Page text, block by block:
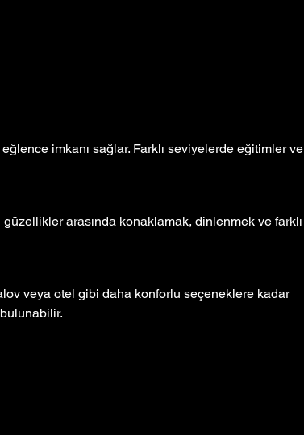
imkanı sağlar. Farklı seviyelerde eğitimler ve
arasında konaklamak, dinlenmek ve farklı
veya otel gibi daha konforlu seçeneklere kadar